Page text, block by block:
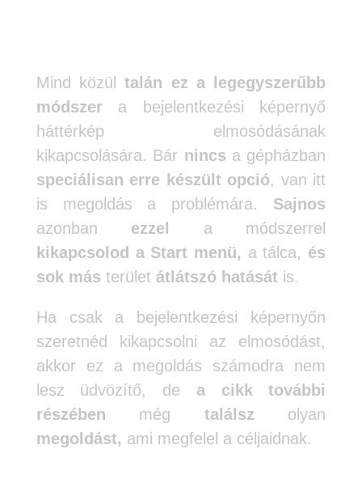
Mind közültalán ez a legegyszerűbb
módszera bejelentkezési képernyő
háttérkép elmosódásának
kikapcsolására. Bár nincs a gépházban
speciálisan erre készült opció, van itt
is megoldás a problémára. Sajnos
azonban ezzel
a módszerrel
kikapcsolod a Start menü, a tálca, és
sok más terület átlátszó hatásátis.
Ha csak a bejelentkezési képernyőn
szeretnéd kikapcsolni az elmosódást,
akkor ez a megoldás számodra nem
lesz üdvözítő, de a cikk további
részében még találsz olyan
megoldást, ami megfelel a céljaidnak.